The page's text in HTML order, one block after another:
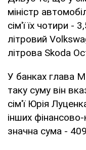
міністр
сім'ї їх чотири -
літровий
літрова Skoda
У банках глава
таку суму він
сім'ї Юрія
інших
значна сума -